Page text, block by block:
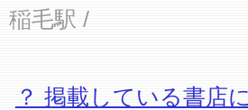
稲毛駅 /
？ 掲載している書店